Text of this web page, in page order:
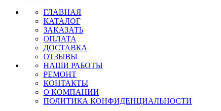
ГЛАВНАЯ
КАТАЛОГ
ЗАКАЗАТЬ
ОПЛАТА
ДОСТАВКА
ОТЗЫВЫ
НАШИ РАБОТЫ
РЕМОНТ
КОНТАКТЫ
О КОМПАНИИ
ПОЛИТИКА КОНФИДЕНЦИАЛЬНОСТИ